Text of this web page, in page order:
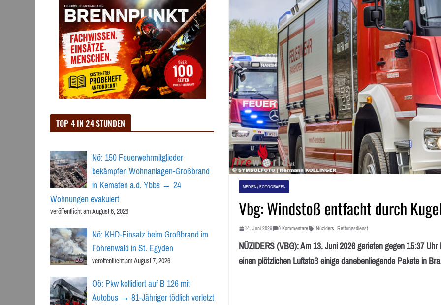
MEDIEN / FOTOGRAFEN
Vbg: Windstoß entfacht durch
14. Juni 2026 0 Kommentare Nüziders, Rettungsdienst
NÜZIDERS (VBG): Am 13. Juni 2026 gerieten gegen 15:37
einen plötzlichen Luftstoß einige danebenliegende Pakete in
TOP 4 IN 24 STUNDEN
Nö: 150 Feuerwehrmitglieder
bekämpfen Wohnanlagen-Großbrand
in Kematen a.d. Ybbs → 24
Wohnungen evakuiert
veröffentlicht am August 6, 2026
Nö: KHD-Einsatz beim Großbrand im
Föhrenwald in St. Egyden
veröffentlicht am August 7, 2026
Oö: Pkw kollidiert auf B 126 mit
Autobus → 81-Jähriger tödlich verletzt